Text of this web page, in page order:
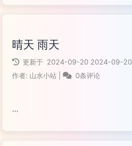
晴天 雨天
更新于 2024-09-20 2024-09-20
作者: 山水小站 0条评论